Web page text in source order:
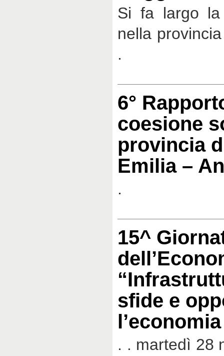
Si fa largo la
nella
.
6°
coesione
provincia
Emilia –
.
15^
sfide e
. . martedì 28